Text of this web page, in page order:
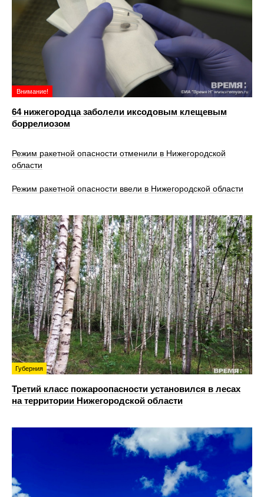
Внимание!
64 нижегородца заболели иксодовым клещевым
боррелиозом
Режим ракетной опасности отменили в Нижегородской
области
Режим ракетной опасности ввели в Нижегородской области
Губерния
Третий класс пожароопасности установился в лесах
на территории Нижегородской области